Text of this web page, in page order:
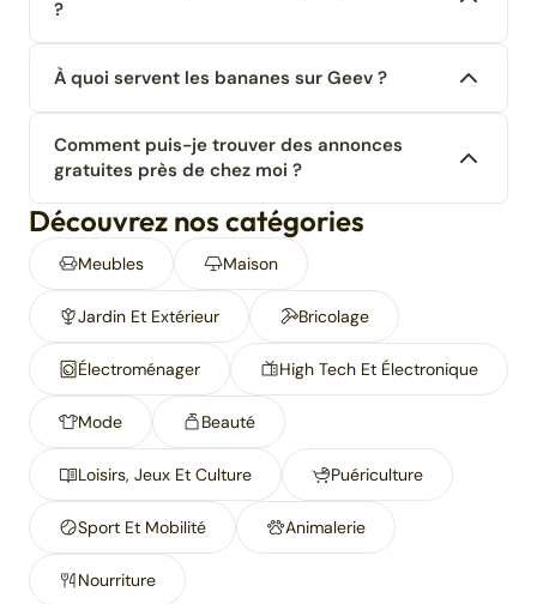
?
À quoi servent les bananes sur Geev ?
Comment puis-je trouver des annonces
gratuites près de chez moi ?
Découvrez nos catégories
Meubles Maison
Jardin Et Extérieur Bricolage
Électroménager High Tech Et Électronique
Mode Beauté
Loisirs, Jeux Et Culture Puériculture
Sport Et Mobilité Animalerie
Nourriture